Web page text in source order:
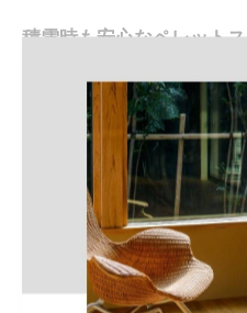
積雪時も安心なペレット
北海道の冬は積雪量が多く
への備えが欠かせません。
は、屋根の雪下ろしや除雪
ことが重要です。さらに、
う十分な高さを確保し、積
が求められます。
実際に多くのユーザーが、屋
けたり、断熱性の高い小屋を